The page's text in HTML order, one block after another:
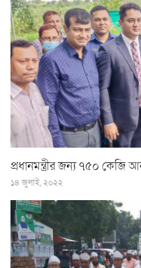
প্রধানমন্ত্রীর জন্য ৭৫০ কেজি
১৪ জুলাই, ২০২২